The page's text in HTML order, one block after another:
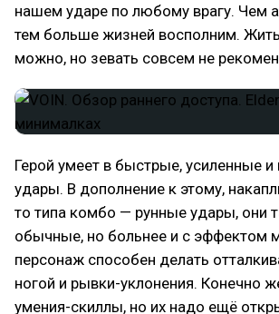
нашем ударе по любому врагу. Чем
тем больше жизней восполним.
можно, но зевать совсем не
Герой умеет в быстрые, усиленные
удары. В дополнение к этому,
то типа комбо — рунные удары, они
обычные, но больнее и с эффектом
персонаж способен делать
ногой и рывки-уклонения. Конечно
умения-скиллы, но их надо ещё